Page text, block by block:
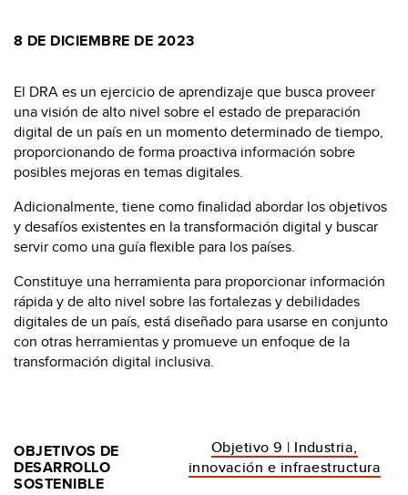
8 DE DICIEMBRE DE 2023
El DRA es un ejercicio de aprendizaje que busca proveer
una visión de alto nivel sobre el estado de preparación
digital de un país en un momento determinado de tiempo,
proporcionando de forma proactiva información sobre
posibles mejoras en temas digitales.
Adicionalmente, tiene como finalidad abordar los objetivos
y desafíos existentes en la transformación digital y buscar
servir como una guía flexible para los países.
Constituye una herramienta para proporcionar información
rápida y de alto nivel sobre las fortalezas y debilidades
digitales de un país, está diseñado para usarse en conjunto
con otras herramientas y promueve un enfoque de la
transformación digital inclusiva.
OBJETIVOS DE
DESARROLLO
SOSTENIBLE
Objetivo 9 | Industria,
innovación e infraestructura